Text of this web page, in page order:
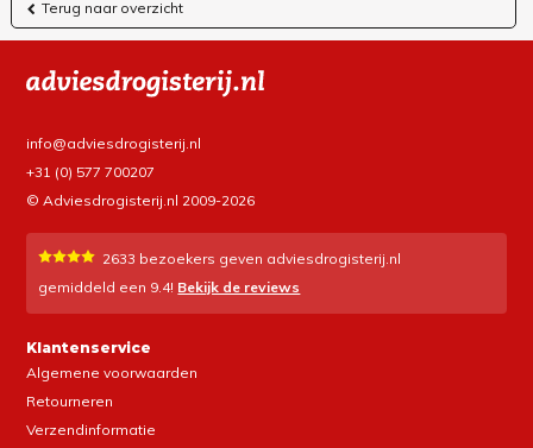
Terug naar overzicht
info@adviesdrogisterij.nl
+31 (0) 577 700207
© Adviesdrogisterij.nl 2009-2026
2633 bezoekers geven adviesdrogisterij.nl
gemiddeld een 9.4! Bekijk de reviews
Klantenservice
Algemene voorwaarden
Retourneren
Verzendinformatie